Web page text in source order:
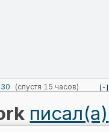
(спустя 15 часов) [-]
писал(а)